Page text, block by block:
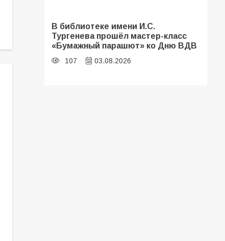
В библиотеке имени И.С.
Тургенева прошёл мастер-класс
«Бумажный парашют» ко Дню ВДВ
107 03.08.2026